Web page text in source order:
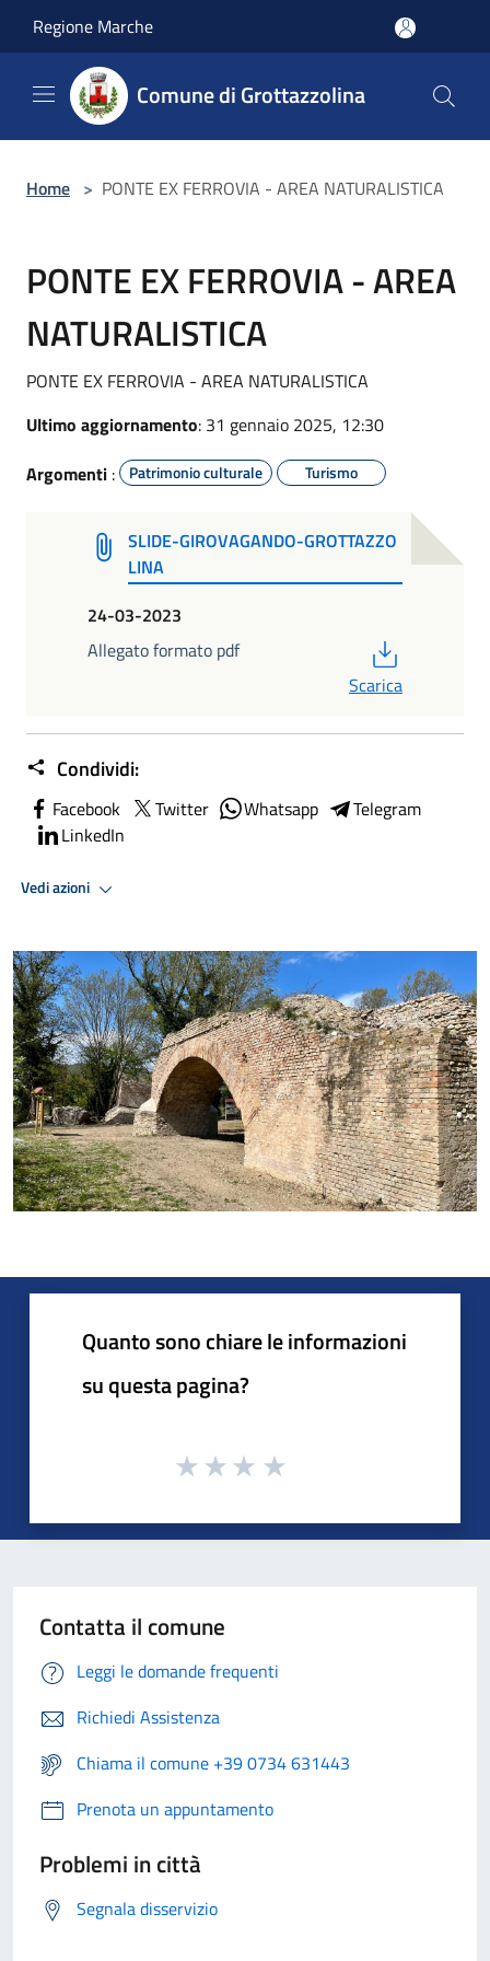
Regione Marche
Comune di Grottazzolina
Home > PONTE EX FERROVIA - AREA NATURALISTICA
PONTE EX FERROVIA - AREA
NATURALISTICA
PONTE EX FERROVIA - AREA NATURALISTICA
Ultimo aggiornamento: 31 gennaio 2025, 12:30
Argomenti : Patrimonio culturale Turismo
SLIDE-GIROVAGANDO-GROTTAZZO
LINA
24-03-2023
Allegato formato pdf
Scarica
Condividi:
Facebook Twitter Whatsapp
Telegram
LinkedIn
Vedi azioni
Quanto sono chiare le informazioni
su questa pagina?
Contatta il comune
Leggi le domande frequenti
Richiedi Assistenza
Chiama il comune +39 0734 631443
Prenota un appuntamento
Problemi in città
Segnala disservizio